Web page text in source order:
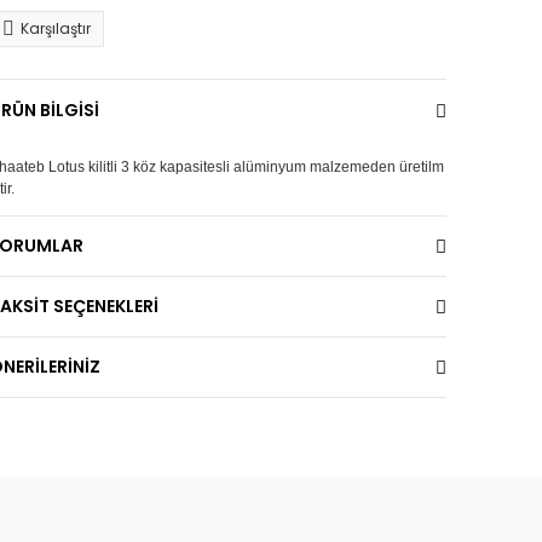
Karşılaştır
BİLGİSİ
Lotus kilitli 3 köz kapasitesli alüminyum malzemeden üretilm
SEÇENEKLERİ